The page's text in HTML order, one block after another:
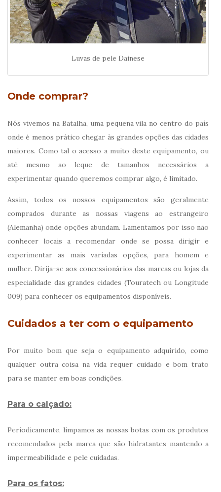
Luvas de pele Dainese
Onde comprar?
Nós vivemos na Batalha, uma pequena vila no centro do país
onde é menos prático chegar às grandes opções das cidades
maiores. Como tal o acesso a muito deste equipamento, ou
até mesmo ao leque de tamanhos necessários a
experimentar quando queremos comprar algo, é limitado.
Assim, todos os nossos equipamentos são geralmente
comprados durante as nossas viagens ao estrangeiro
(Alemanha) onde opções abundam. Lamentamos por isso não
conhecer locais a recomendar onde se possa dirigir e
experimentar as mais variadas opções, para homem e
mulher. Dirija-se aos concessionários das marcas ou lojas da
especialidade das grandes cidades (Touratech ou Longitude
009) para conhecer os equipamentos disponíveis.
Cuidados a ter com o equipamento
Por muito bom que seja o equipamento adquirido, como
qualquer outra coisa na vida requer cuidado e bom trato
para se manter em boas condições.
Para o calçado:
Periodicamente, limpamos as nossas botas com os produtos
recomendados pela marca que são hidratantes mantendo a
impermeabilidade e pele cuidadas.
Para os fatos: